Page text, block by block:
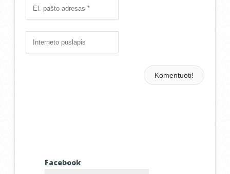
Facebook